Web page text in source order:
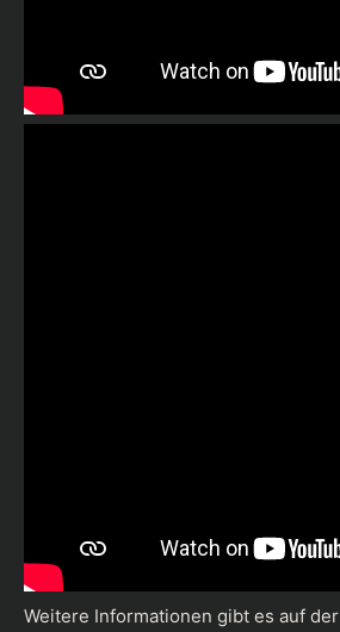
Weitere Informationen gibt es auf der